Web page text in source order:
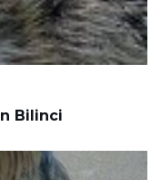
Bilinci